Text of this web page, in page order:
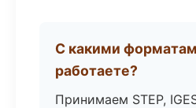
С какими
работаете?
Принимаем STEP,